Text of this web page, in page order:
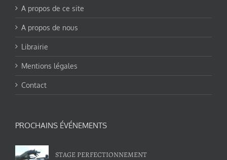
A propos de ce site
A propos de nous
Librairie
Mentions légales
Contact
PROCHAINS ÉVÉNEMENTS
STAGE PERFECTIONNEMENT